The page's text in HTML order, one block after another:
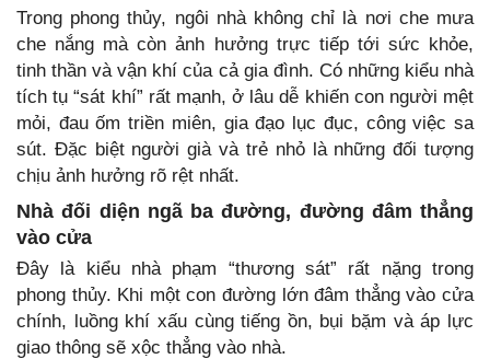
Trong phong thủy, ngôi nhà không chỉ là nơi che mưa
che nắng mà còn ảnh hưởng trực tiếp tới sức khỏe,
tinh thần và vận khí của cả gia đình. Có những kiểu nhà
tích tụ “sát khí” rất mạnh, ở lâu dễ khiến con người mệt
mỏi, đau ốm triền miên, gia đạo lục đục, công việc sa
sút. Đặc biệt người già và trẻ nhỏ là những đối tượng
chịu ảnh hưởng rõ rệt nhất.
Nhà đối diện ngã ba đường, đường đâm thẳng
vào cửa
Đây là kiểu nhà phạm “thương sát” rất nặng trong
phong thủy. Khi một con đường lớn đâm thẳng vào cửa
chính, luồng khí xấu cùng tiếng ồn, bụi bặm và áp lực
giao thông sẽ xộc thẳng vào nhà.